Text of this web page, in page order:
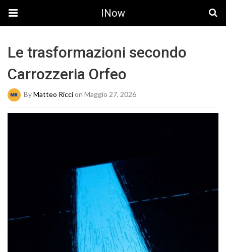
INow
Le trasformazioni secondo
Carrozzeria Orfeo
ByMatteo Riccion Maggio 27, 2026